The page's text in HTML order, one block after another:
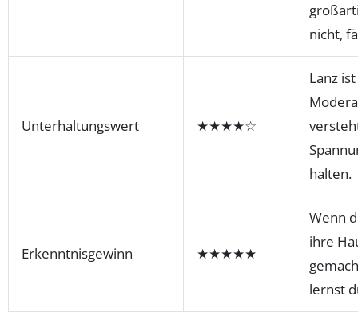
nicht,
Unterhaltungswert ★★★★☆
Lanz
halten.
Erkenntnisgewinn ★★★★★
Wenn
ihre
lernst